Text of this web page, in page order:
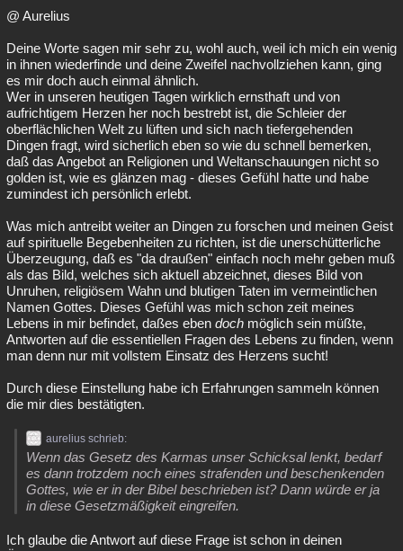
@ Aurelius
Deine Worte sagen mir sehr zu, wohl auch, weil ich mich ein wenig
in ihnen wiederfinde und deine Zweifel nachvollziehen kann, ging
es mir doch auch einmal ähnlich.
Wer in unseren heutigen Tagen wirklich ernsthaft und von
aufrichtigem Herzen her noch bestrebt ist, die Schleier der
oberflächlichen Welt zu lüften und sich nach tiefergehenden
Dingen fragt, wird sicherlich eben so wie du schnell bemerken,
daß das Angebot an Religionen und Weltanschauungen nicht so
golden ist, wie es glänzen mag - dieses Gefühl hatte und habe
zumindest ich persönlich erlebt.
Was mich antreibt weiter an Dingen zu forschen und meinen Geist
auf spirituelle Begebenheiten zu richten, ist die unerschütterliche
Überzeugung, daß es "da draußen" einfach noch mehr geben muß
als das Bild, welches sich aktuell abzeichnet, dieses Bild von
Unruhen, religiösem Wahn und blutigen Taten im vermeintlichen
Namen Gottes. Dieses Gefühl was mich schon zeit meines
Lebens in mir befindet, daßes eben doch möglich sein müßte,
Antworten auf die essentiellen Fragen des Lebens zu finden, wenn
man denn nur mit vollstem Einsatz des Herzens sucht!
Durch diese Einstellung habe ich Erfahrungen sammeln können
die mir dies bestätigten.
aurelius schrieb:
Wenn das Gesetz des Karmas unser Schicksal lenkt, bedarf
es dann trotzdem noch eines strafenden und beschenkenden
Gottes, wie er in der Bibel beschrieben ist? Dann würde er ja
in diese Gesetzmäßigkeit eingreifen.
Ich glaube die Antwort auf diese Frage ist schon in deinen